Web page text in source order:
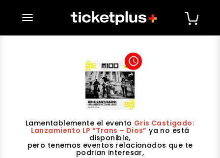
desplegar navegación
access_time
Lamentablemente el evento Gris Castigado:
Lanzamiento LP “Trans – Dios” ya no está
disponible,
pero tenemos eventos relacionados que te
podrian interesar,